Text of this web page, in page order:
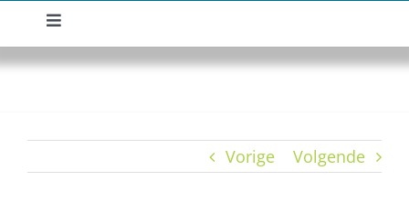
Toggle
Navigation
Home
Vorige Volgende